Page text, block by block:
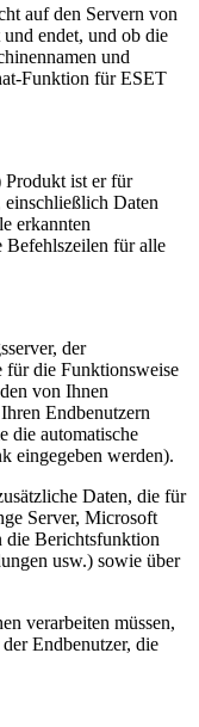
auf den Servern von
endet, und ob die
und
Funktion für ESET
Produkt ist er für
Daten
erkannten
Befehlszeilen für alle
der
für die Funktionsweise
von Ihnen
Endbenutzern
die automatische
eingegeben werden).
Daten, die für
Server, Microsoft
die Berichtsfunktion
usw.) sowie über
verarbeiten müssen,
Endbenutzer, die